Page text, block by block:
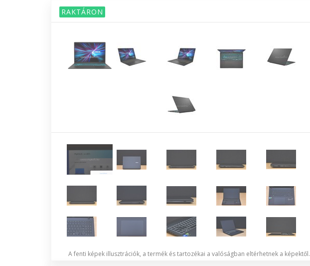
RAKTÁRON
A fenti képek illusztrációk, a termék és tartozékai a valóságban eltérhetnek a képektől.